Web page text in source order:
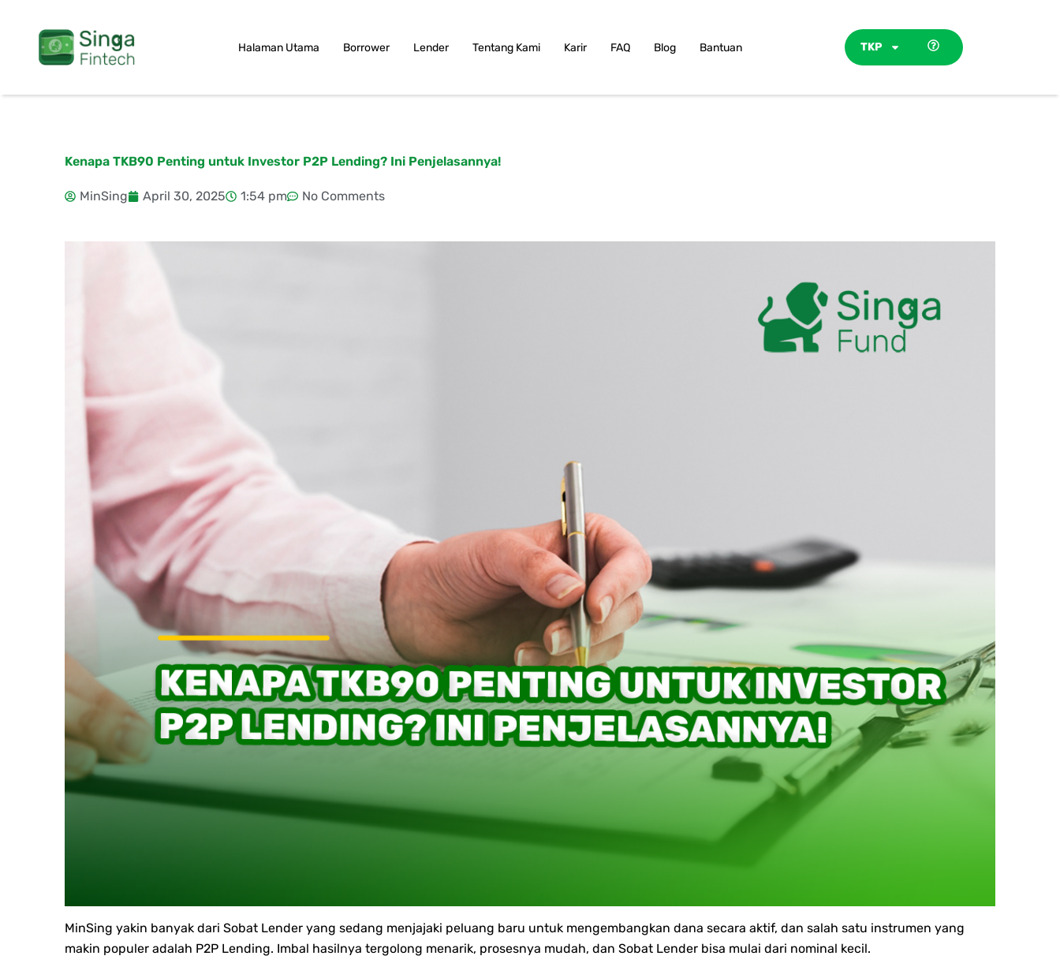
content
Halaman Utama Borrower Lender Tentang Kami Karir FAQ Blog Bantuan TKP
Kenapa TKB90 Penting untuk Investor P2P Lending? Ini Penjelasannya!
MinSing April 30, 2025 1:54 pm No Comments
MinSing yakin banyak dari Sobat Lender yang sedang menjajaki peluang baru untuk mengembangkan dana secara aktif, dan salah satu instrumen yang
makin populer adalah P2P Lending. Imbal hasilnya tergolong menarik, prosesnya mudah, dan Sobat Lender bisa mulai dari nominal kecil.